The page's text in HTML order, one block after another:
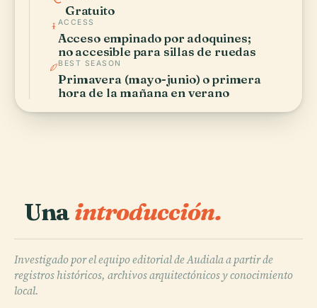
Gratuito
ACCESS
Acceso empinado por adoquines;
no accesible para sillas de ruedas
BEST SEASON
Primavera (mayo-junio) o primera
hora de la mañana en verano
Unaintroducción.
Investigado por el equipo editorial de Audiala a partir de
registros históricos, archivos arquitectónicos y conocimiento
local.